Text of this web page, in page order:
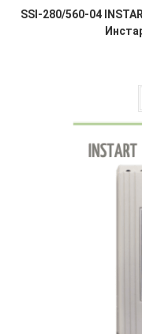
SSI-280/560-04